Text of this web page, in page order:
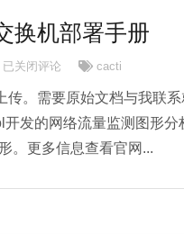
换机部署手册
Cacti监控服务器交换机部署手册
已关闭评论 cacti
传。需要原始文档与我联
发的网络流量监测图形
。更多信息查看官网...